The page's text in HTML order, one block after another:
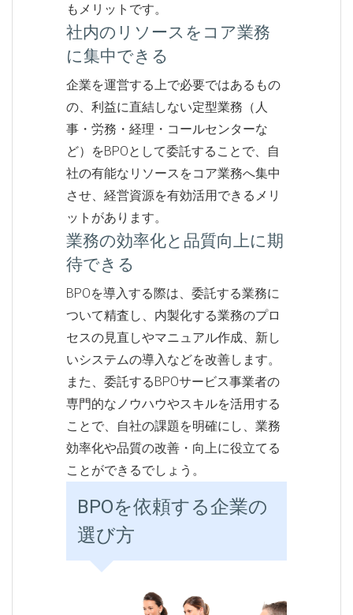
もメリットです。
社内のリソースをコア業務
に集中できる
企業を運営する上で必要ではあるもの
の、利益に直結しない定型業務（人
事・労務・経理・コールセンターな
ど）をBPOとして委託することで、自
社の有能なリソースをコア業務へ集中
させ、経営資源を有効活用できるメリ
ットがあります。
業務の効率化と品質向上に期
待できる
BPOを導入する際は、委託する業務に
ついて精査し、内製化する業務のプロ
セスの見直しやマニュアル作成、新し
いシステムの導入などを改善します。
また、委託するBPOサービス事業者の
専門的なノウハウやスキルを活用する
ことで、自社の課題を明確にし、業務
効率化や品質の改善・向上に役立てる
ことができるでしょう。
BPOを依頼する企業の
選び方